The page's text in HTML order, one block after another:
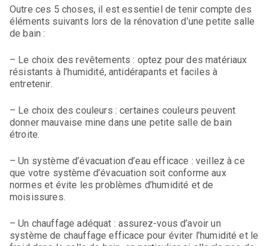
Outre ces 5 choses, il est essentiel de tenir compte des
éléments suivants lors de la rénovation d’une petite salle
de bain :
– Le choix des revêtements : optez pour des matériaux
résistants à l’humidité, antidérapants et faciles à
entretenir.
– Le choix des couleurs : certaines couleurs peuvent
donner mauvaise mine dans une petite salle de bain
étroite.
– Un système d’évacuation d’eau efficace : veillez à ce
que votre système d’évacuation soit conforme aux
normes et évite les problèmes d’humidité et de
moisissures.
– Un chauffage adéquat : assurez-vous d’avoir un
système de chauffage efficace pour éviter l’humidité et le